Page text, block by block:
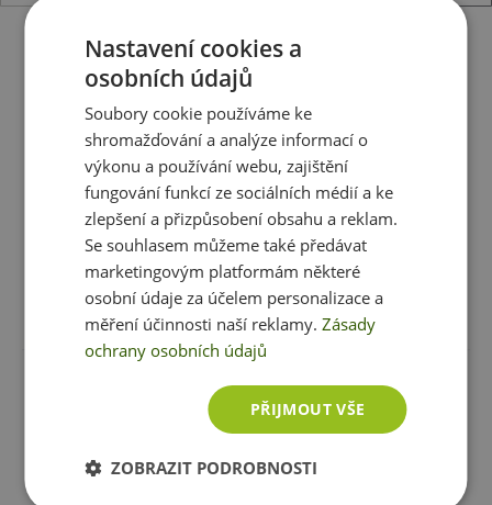
Extrifit E.NOX Shock 690 g
699 Kč
skladem ihned k expedici
Zobrazit všechny produkty v akci
Recenze Produkt zatím nikdo nehodnotil
Máte s produktem zkušenost? Napište recenzi a
pomozte tak ostatním zákazníkům s rozhodováním.
Nastavení cookies a
osobních údajů
Soubory cookie používáme ke
shromažďování a analýze informací o
výkonu a používání webu, zajištění
fungování funkcí ze sociálních médií a ke
zlepšení a přizpůsobení obsahu a reklam.
Se souhlasem můžeme také předávat
marketingovým platformám některé
osobní údaje za účelem personalizace a
měření účinnosti naší reklamy.Zásady
ochrany osobních údajů
PŘIJMOUT VŠE
ZOBRAZIT PODROBNOSTI